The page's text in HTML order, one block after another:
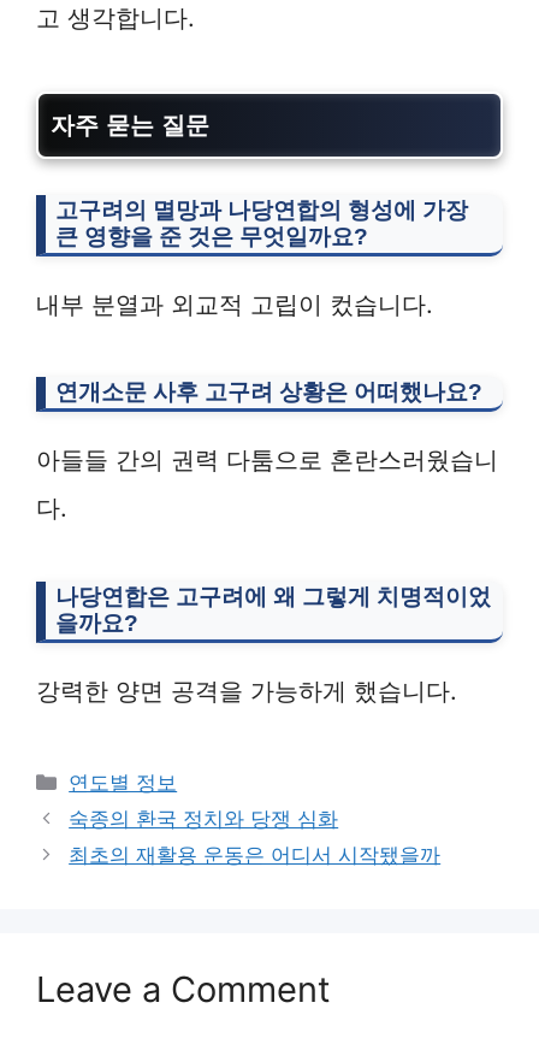
고 생각합니다.
자주 묻는 질문
고구려의 멸망과 나당연합의 형성에 가장
큰 영향을 준 것은 무엇일까요?
내부 분열과 외교적 고립이 컸습니다.
연개소문 사후 고구려 상황은 어떠했나요?
아들들 간의 권력 다툼으로 혼란스러웠습니
다.
나당연합은 고구려에 왜 그렇게 치명적이었
을까요?
강력한 양면 공격을 가능하게 했습니다.
Categories
연도별 정보
숙종의 환국 정치와 당쟁 심화
최초의 재활용 운동은 어디서 시작됐을까
Leave a Comment